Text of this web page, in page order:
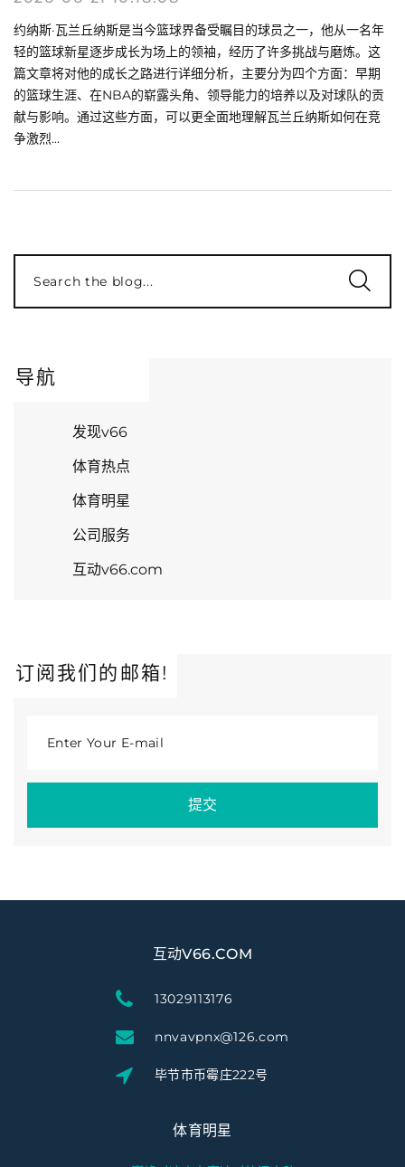
约纳斯·瓦兰丘纳斯是当今篮球界备受瞩目的球员之一，他从一名年
轻的篮球新星逐步成长为场上的领袖，经历了许多挑战与磨炼。这
篇文章将对他的成长之路进行详细分析，主要分为四个方面：早期
的篮球生涯、在NBA的崭露头角、领导能力的培养以及对球队的贡
献与影响。通过这些方面，可以更全面地理解瓦兰丘纳斯如何在竞
争激烈...
Search the blog...
导航
发现v66
体育热点
体育明星
公司服务
互动v66.com
订阅我们的邮箱!
Enter Your E-mail
提交
互动V66.COM
13029113176
nnvavpnx@126.com
毕节市币霉庄222号
体育明星